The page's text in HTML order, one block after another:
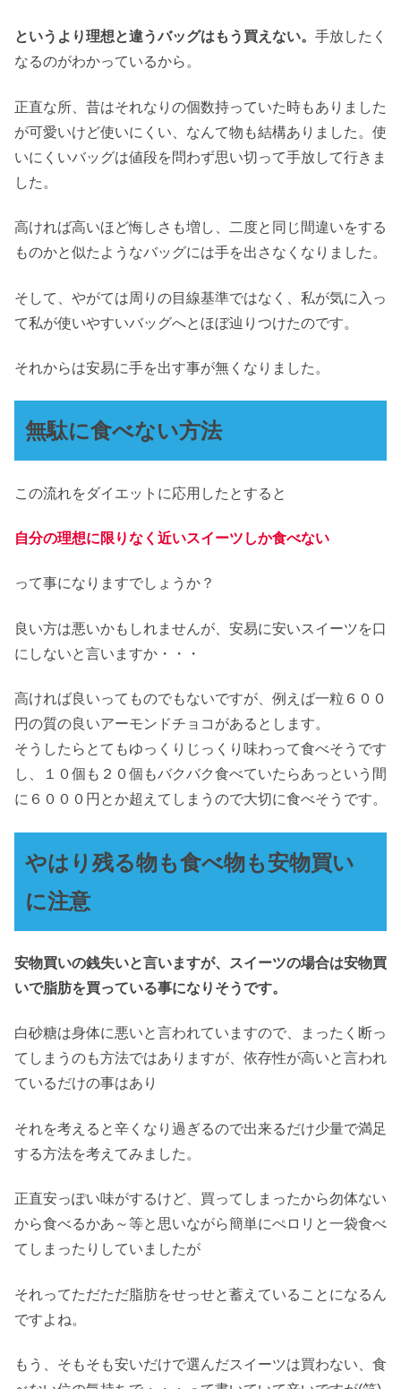
というより理想と違うバッグはもう買えない。 手放したく
なるのがわかっているから。
正直な所、昔はそれなりの個数持っていた時もありました
が可愛いけど使いにくい、なんて物も結構ありました。使
いにくいバッグは値段を問わず思い切って手放して行きま
した。
高ければ高いほど悔しさも増し、二度と同じ間違いをする
ものかと似たようなバッグには手を出さなくなりました。
そして、やがては周りの目線基準ではなく、私が気に入っ
て私が使いやすいバッグへとほぼ辿りつけたのです。
それからは安易に手を出す事が無くなりました。
無駄に食べない方法
この流れをダイエットに応用したとすると
自分の理想に限りなく近いスイーツしか食べない
って事になりますでしょうか？
良い方は悪いかもしれませんが、安易に安いスイーツを口
にしないと言いますか・・・
高ければ良いってものでもないですが、例えば一粒６００
円の質の良いアーモンドチョコがあるとします。
そうしたらとてもゆっくりじっくり味わって食べそうです
し、１０個も２０個もバクバク食べていたらあっという間
に６０００円とか超えてしまうので大切に食べそうです。
やはり残る物も食べ物も安物買い
に注意
安物買いの銭失いと言いますが、スイーツの場合は安物買
いで脂肪を買っている事になりそうです。
白砂糖は身体に悪いと言われていますので、まったく断っ
てしまうのも方法ではありますが、依存性が高いと言われ
ているだけの事はあり
それを考えると辛くなり過ぎるので出来るだけ少量で満足
する方法を考えてみました。
正直安っぽい味がするけど、買ってしまったから勿体ない
から食べるかあ～等と思いながら簡単にぺロリと一袋食べ
てしまったりしていましたが
それってただただ脂肪をせっせと蓄えていることになるん
ですよね。
もう、そもそも安いだけで選んだスイーツは買わない、食